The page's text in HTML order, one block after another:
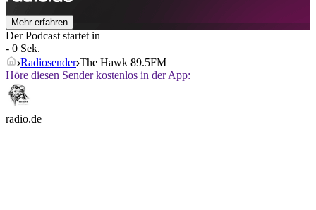
Mehr erfahren
Der Podcast startet in
- 0 Sek.
Radiosender The Hawk 89.5FM
Höre diesen Sender kostenlos in der App:
radio.de